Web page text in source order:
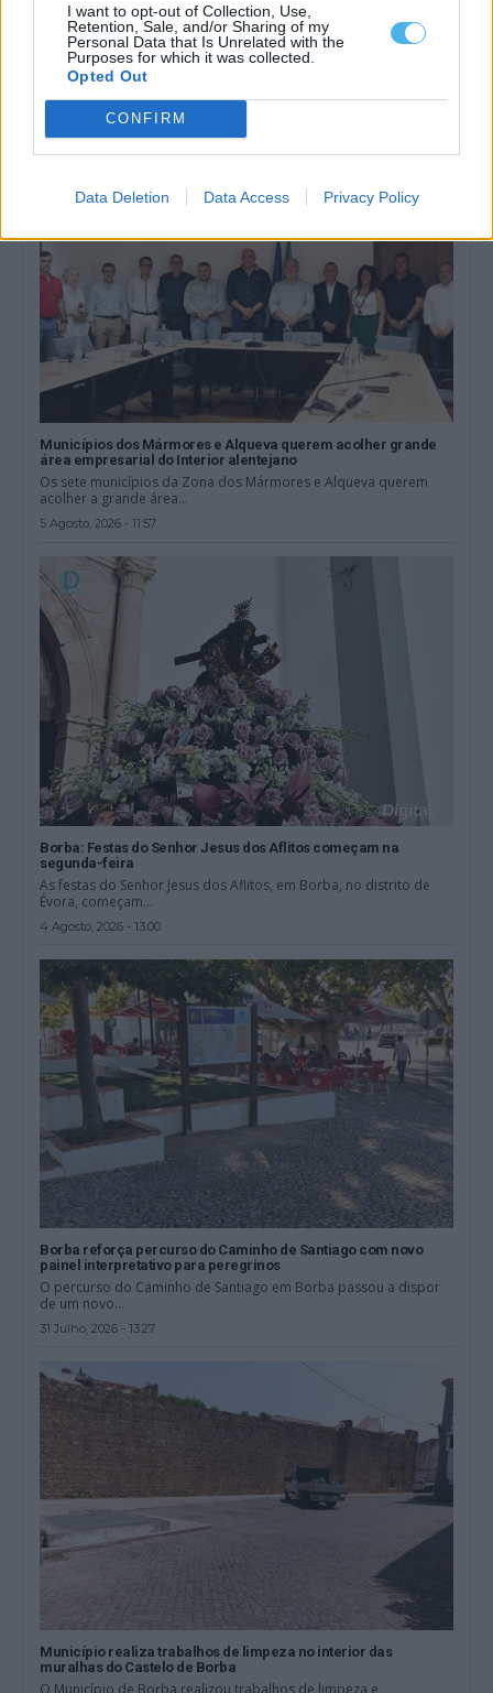
I want to opt-out of Collection, Use,
Retention, Sale, and/or Sharing of my
Personal Data that Is Unrelated with the
Purposes for which it was collected.
Opted Out
CONFIRM
Data Deletion Data Access Privacy Policy
Zona dos Mármores e Alqueva «tem todas as condições para
receber» a Grande Área de Acolhimento Empresarial do
Alentejo
A Zona dos Mármores e Alqueva «tem todas as condições para
receber» a Grande...
5 Agosto, 2026 - 17:10
Municípios dos Mármores e Alqueva querem acolher grande
área empresarial do Interior alentejano
Os sete municípios da Zona dos Mármores e Alqueva querem
acolher a grande área...
5 Agosto, 2026 - 11:57
Borba: Festas do Senhor Jesus dos Aflitos começam na
segunda-feira
As festas do Senhor Jesus dos Aflitos, em Borba, no distrito de
Évora, começam...
4 Agosto, 2026 - 13:00
Borba reforça percurso do Caminho de Santiago com novo
painel interpretativo para peregrinos
O percurso do Caminho de Santiago em Borba passou a dispor
de um novo...
31 Julho, 2026 - 13:27
Município realiza trabalhos de limpeza no interior das
muralhas do Castelo de Borba
O Município de Borba realizou trabalhos de limpeza e